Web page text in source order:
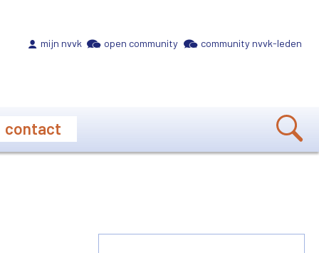
mijn nvvk open community community nvvk-leden
contact